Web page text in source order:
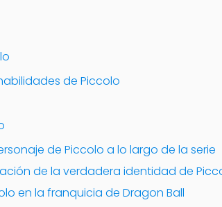
de Piccolo
de Piccolo a lo largo de la serie
de la verdadera identidad de
en la franquicia de Dragon Ball